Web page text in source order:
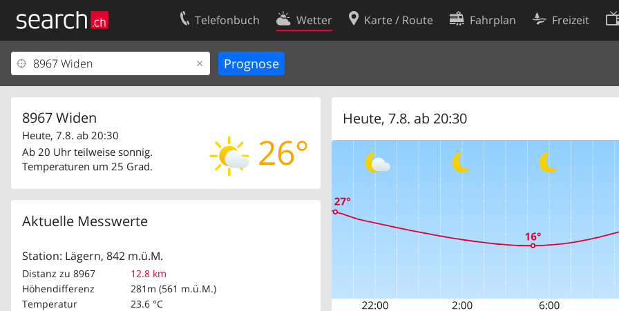
Telefonbuch Wetter Karte / Route Fahrplan Freizeit
8967 Widen
26°
Heute, 7.8. ab 20:30
Ab 20 Uhr teilweise sonnig.
Temperaturen um 25 Grad.
Aktuelle Messwerte
Station: Lägern, 842 m.ü.M.
Distanz zu 8967
12.8 km
Höhendifferenz
281m (561 m.ü.M.)
Temperatur
23.6 °C
Heute, 7.8. ab 20:30
Ihr Eintrag
Kundencenter Geschäftskunden
Kontakt
Nutzungsbedingungen
Cookie-Einstellungen